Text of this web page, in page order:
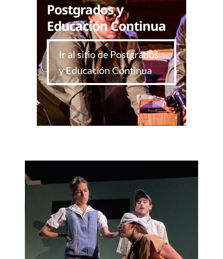
Postgrados y
Educación Continua
Ir al sitio de Postgrados
y Educación Continua